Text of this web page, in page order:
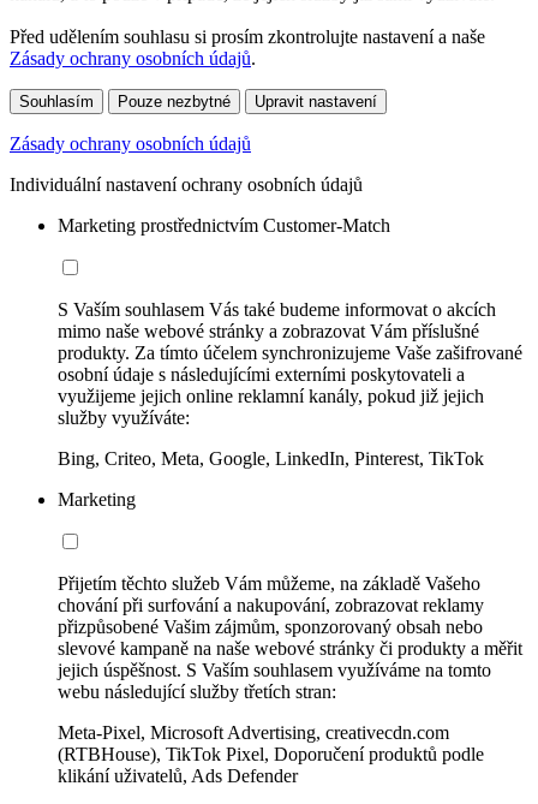
Před udělením souhlasu si prosím zkontrolujte nastavení a naše
Zásady ochrany osobních údajů.
Souhlasím Pouze nezbytné Upravit nastavení
Zásady ochrany osobních údajů
Individuální nastavení ochrany osobních údajů
Marketing prostřednictvím Customer-Match
S Vaším souhlasem Vás také budeme informovat o akcích
mimo naše webové stránky a zobrazovat Vám příslušné
produkty. Za tímto účelem synchronizujeme Vaše zašifrované
osobní údaje s následujícími externími poskytovateli a
využijeme jejich online reklamní kanály, pokud již jejich
služby využíváte:
Bing, Criteo, Meta, Google, LinkedIn, Pinterest, TikTok
Marketing
Přijetím těchto služeb Vám můžeme, na základě Vašeho
chování při surfování a nakupování, zobrazovat reklamy
přizpůsobené Vašim zájmům, sponzorovaný obsah nebo
slevové kampaně na naše webové stránky či produkty a měřit
jejich úspěšnost. S Vaším souhlasem využíváme na tomto
webu následující služby třetích stran:
Meta-Pixel, Microsoft Advertising, creativecdn.com
(RTBHouse), TikTok Pixel, Doporučení produktů podle
klikání uživatelů, Ads Defender